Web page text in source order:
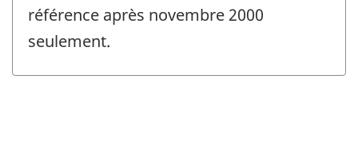
référence après novembre 2000
seulement.